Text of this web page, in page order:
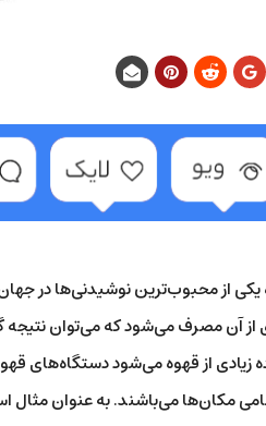
از محبوب‌ترین نوشیدنی‌ها در
از آن مصرف می‌شود که می‌توان
زیادی از قهوه می‌شود دستگاه‌های
مکان‌ها می‌باشند. به عنوان مثال